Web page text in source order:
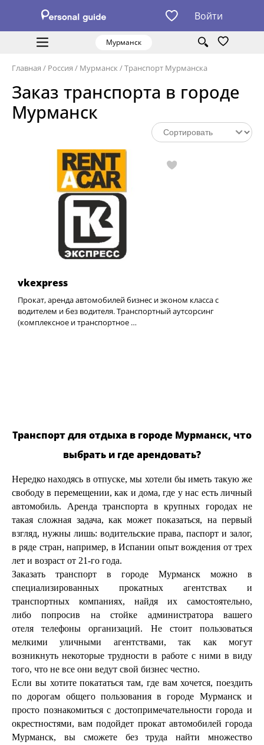
Войти
Мурманск
Главная / Россия / Мурманск /Транспорт Мурманска
Заказ транспорта в городе
Мурманск
vkexpress
Прокат, аренда автомобилей бизнес и эконом класса с
водителем и без водителя. Транспортный аутсорсинг
(комплексное и транспортное …
Транспорт для отдыха в городе Мурманск, что
выбрать и где арендовать?
Нередко находясь в отпуске, мы хотели бы иметь такую же
свободу в перемещении, как и дома, где у нас есть личный
автомобиль. Аренда транспорта в крупных городах не
такая сложная задача, как может показаться, на первый
взгляд, нужны лишь: водительские права, паспорт и залог,
в ряде стран, например, в Испании опыт вождения от трех
лет и возраст от 21-го года.
Заказать транспорт в городе Мурманск можно в
специализированных прокатных агентствах и
транспортных компаниях, найдя их самостоятельно,
либо попросив на стойке администратора вашего
отеля телефоны организаций. Не стоит пользоваться
мелкими уличными агентствами, так как могут
возникнуть некоторые трудности в работе с ними в виду
того, что не все они ведут свой бизнес честно.
Если вы хотите покататься там, где вам хочется, поездить
по дорогам общего пользования в городе Мурманск и
просто познакомиться с достопримечательности города и
окрестностями, вам подойдет прокат автомобилей города
Мурманск, вы сможете без труда найти множество